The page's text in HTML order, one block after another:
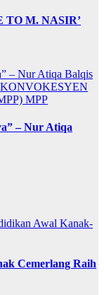
TO M. NASIR’
MPP
– Nur Atiqa
Awal Kanak-
Cemerlang Raih